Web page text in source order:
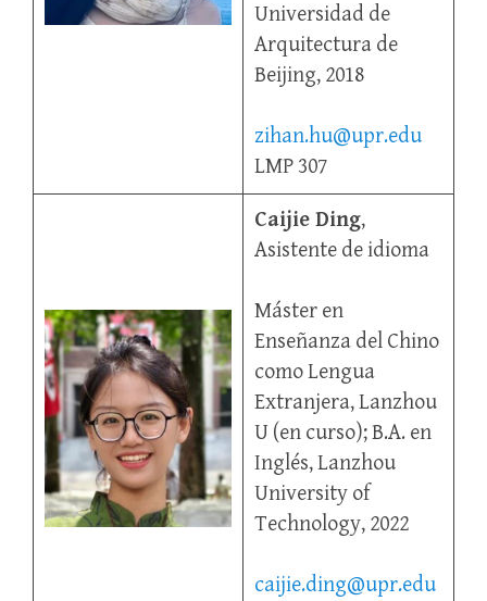
Universidad de
Arquitectura de
Beijing, 2018
zihan.hu@upr.edu
LMP 307
Caijie Ding,
Asistente de idioma
Máster en
Enseñanza del Chino
como Lengua
Extranjera, Lanzhou
U (en curso); B.A. en
Inglés, Lanzhou
University of
Technology, 2022
caijie.ding@upr.edu